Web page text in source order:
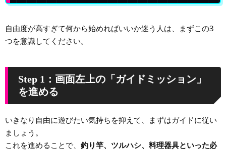
自由度が高すぎて何から始めればいいか迷う人は、まずこの3
つを意識してください。
Step 1：画面左上の「ガイドミッション」
を進める
いきなり自由に遊びたい気持ちを抑えて、まずはガイドに従い
ましょう。
これを進めることで、 釣り竿、ツルハシ、料理器具といった必